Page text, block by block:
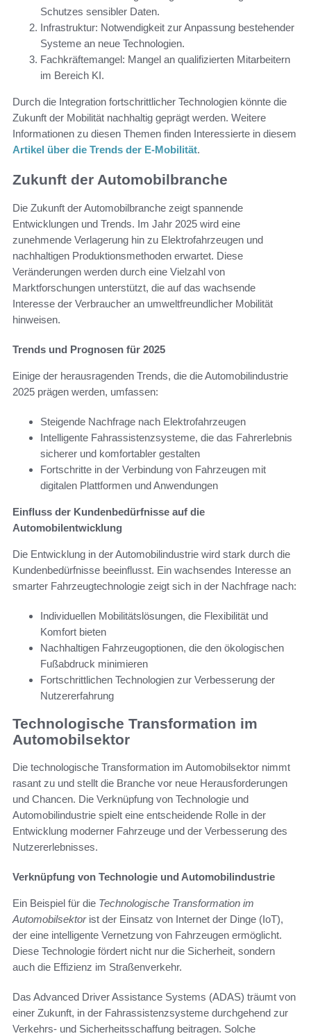
Schutzes sensibler Daten.
Infrastruktur: Notwendigkeit zur Anpassung bestehender
Systeme an neue Technologien.
Fachkräftemangel: Mangel an qualifizierten Mitarbeitern
im Bereich KI.
Durch die Integration fortschrittlicher Technologien könnte die
Zukunft der Mobilität nachhaltig geprägt werden. Weitere
Informationen zu diesen Themen finden Interessierte in diesem
Artikel über die Trends der E-Mobilität.
Zukunft der Automobilbranche
Die Zukunft der Automobilbranche zeigt spannende
Entwicklungen und Trends. Im Jahr 2025 wird eine
zunehmende Verlagerung hin zu Elektrofahrzeugen und
nachhaltigen Produktionsmethoden erwartet. Diese
Veränderungen werden durch eine Vielzahl von
Marktforschungen unterstützt, die auf das wachsende
Interesse der Verbraucher an umweltfreundlicher Mobilität
hinweisen.
Trends und Prognosen für 2025
Einige der herausragenden Trends, die die Automobilindustrie
2025 prägen werden, umfassen:
Steigende Nachfrage nach Elektrofahrzeugen
Intelligente Fahrassistenzsysteme, die das Fahrerlebnis
sicherer und komfortabler gestalten
Fortschritte in der Verbindung von Fahrzeugen mit
digitalen Plattformen und Anwendungen
Einfluss der Kundenbedürfnisse auf die
Automobilentwicklung
Die Entwicklung in der Automobilindustrie wird stark durch die
Kundenbedürfnisse beeinflusst. Ein wachsendes Interesse an
smarter Fahrzeugtechnologie zeigt sich in der Nachfrage nach:
Individuellen Mobilitätslösungen, die Flexibilität und
Komfort bieten
Nachhaltigen Fahrzeugoptionen, die den ökologischen
Fußabdruck minimieren
Fortschrittlichen Technologien zur Verbesserung der
Nutzererfahrung
Technologische Transformation im
Automobilsektor
Die technologische Transformation im Automobilsektor nimmt
rasant zu und stellt die Branche vor neue Herausforderungen
und Chancen. Die Verknüpfung von Technologie und
Automobilindustrie spielt eine entscheidende Rolle in der
Entwicklung moderner Fahrzeuge und der Verbesserung des
Nutzererlebnisses.
Verknüpfung von Technologie und Automobilindustrie
Ein Beispiel für die Technologische Transformation im
Automobilsektorist der Einsatz von Internet der Dinge (IoT),
der eine intelligente Vernetzung von Fahrzeugen ermöglicht.
Diese Technologie fördert nicht nur die Sicherheit, sondern
auch die Effizienz im Straßenverkehr.
Das Advanced Driver Assistance Systems (ADAS) träumt von
einer Zukunft, in der Fahrassistenzsysteme durchgehend zur
Verkehrs- und Sicherheitsschaffung beitragen. Solche